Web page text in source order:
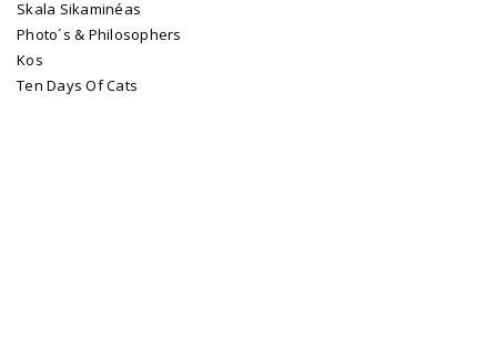
Skala Sikaminéas
Photo´s & Philosophers
Kos
Ten Days Of Cats